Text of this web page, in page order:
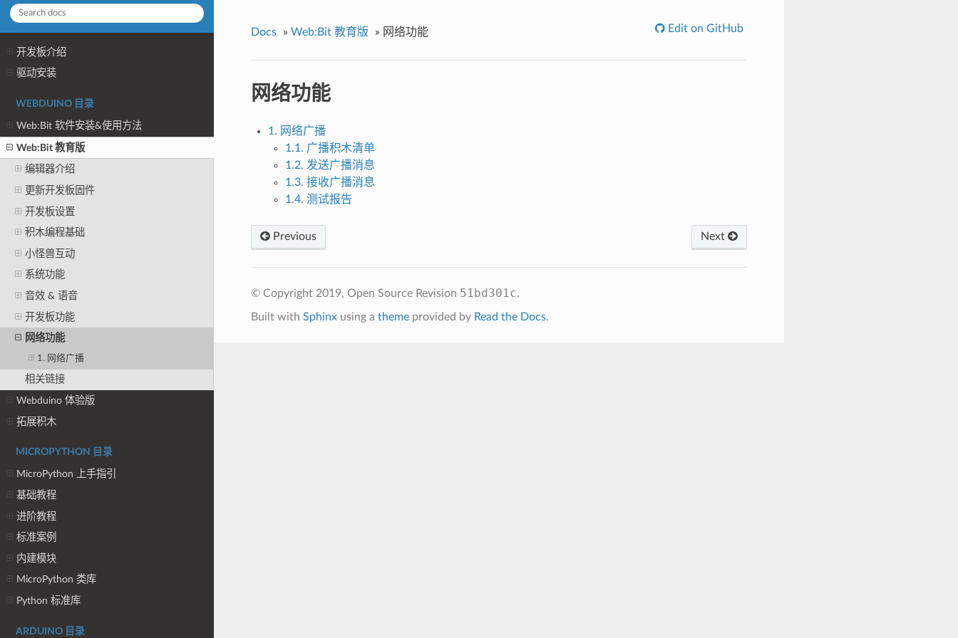
开发板介绍
驱动安装
WEBDUINO 目录
Web:Bit 软件安装&使用方法
Web:Bit 教育版
编辑器介绍
更新开发板固件
开发板设置
积木编程基础
小怪兽互动
系统功能
音效 & 语音
开发板功能
网络功能
1. 网络广播
相关链接
Webduino 体验版
拓展积木
MICROPYTHON 目录
MicroPython 上手指引
基础教程
进阶教程
标准案例
内建模块
MicroPython 类库
Python 标准库
ARDUINO 目录
Docs » Web:Bit 教育版 » 网络功能 Edit on GitHub
网络功能
1. 网络广播
1.1. 广播积木清单
1.2. 发送广播消息
1.3. 接收广播消息
1.4. 测试报告
Next
Previous
© Copyright 2019, Open Source Revision 51bd301c.
Built with Sphinxusing a themeprovided by Read the Docs.